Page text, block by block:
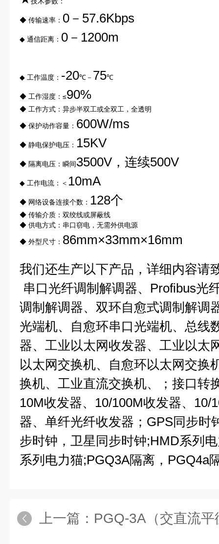
◆ 传输速率： 0－57.6Kbps
◆ 通信距离： 0－1200m
◆ 工作温度： -20℃－ 75℃
◆ 工作湿度：≤90%
◆ 工作方式：异步半双工或全双工，全透明
◆ 保护动作容量： 600W/ms
◆ 静电保护电压： 15KV
◆ 隔离电压：瞬间3500V，连续500V
◆ 工作电流：＜ 10mA
◆ 网络设备连接个数： 128个
◆ 传输介质：双绞线或屏蔽线
◆ 供电方式：串口窃电，无需外供电源
◆ 外型尺寸： 86mm×33mm×16mm
我们还生产以下产品，详细内容请
串口光纤调制解调器、Profibus光
调制解调器、双环自愈式调制解调
光端机、自愈环串口光端机、总线
器、工业以太网收发器、工业以太
以太网交换机、自愈环以太网交换
换机、工业直流交换机、；接口转
10M收发器、10/100M收发器、10/
器、单纤光纤收发器；GPS同步时
步时钟，卫星同步时钟;HMD系列
系列电力猫;PGQ3A隔离，PGQ4a
上一篇： PGQ-3A（交直流平衡式双